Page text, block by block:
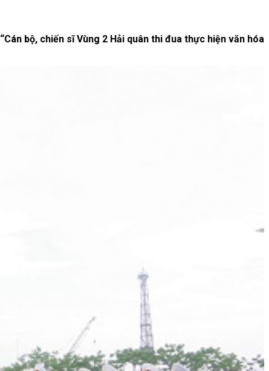
“Cán bộ, chiến sĩ Vùng 2 Hải quân thi đua thực hiện văn hóa